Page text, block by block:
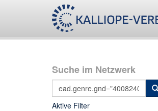
Suche im Netzwerk
Aktive Filter